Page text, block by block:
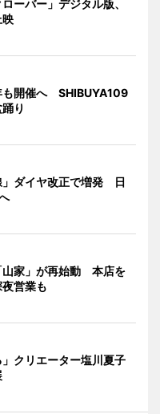
ーバー」デジタル版、
映
も開催へ SHIBUYA109
り
」ダイヤ改正で増発 日
山家」が再始動 本店を
営業も
」クリエーター塩川夏子